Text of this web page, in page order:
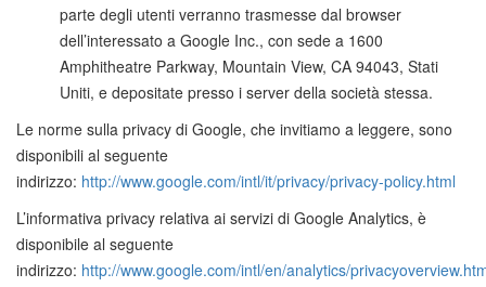
parte degli utenti verranno trasmesse dal browser
dell’interessato a Google Inc., con sede a 1600
Amphitheatre Parkway, Mountain View, CA 94043, Stati
Uniti, e depositate presso i server della società stessa.
Le norme sulla privacy di Google, che invitiamo a leggere, sono
disponibili al seguente
indirizzo: http://www.google.com/intl/it/privacy/privacy-policy.html
L’informativa privacy relativa ai servizi di Google Analytics, è
disponibile al seguente
indirizzo: http://www.google.com/intl/en/analytics/